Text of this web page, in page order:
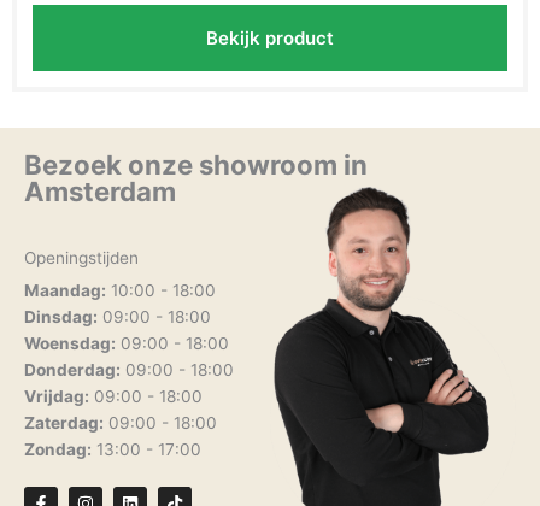
Bekijk product
Bezoek onze showroom in
Amsterdam
Openingstijden
Maandag: 10:00 - 18:00
Dinsdag: 09:00 - 18:00
Woensdag: 09:00 - 18:00
Donderdag: 09:00 - 18:00
Vrijdag: 09:00 - 18:00
Zaterdag: 09:00 - 18:00
Zondag: 13:00 - 17:00
F
I
L
T